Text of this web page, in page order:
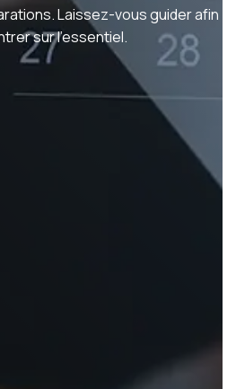
Laissez-vous guider afin
sur l'essentiel.